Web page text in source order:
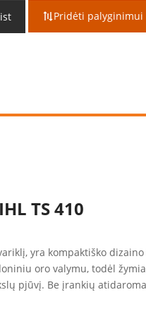
Pridėti palyginimui
TS 410
yra kompaktiško
oro valymu, todėl
pjūvį. Be įrankių